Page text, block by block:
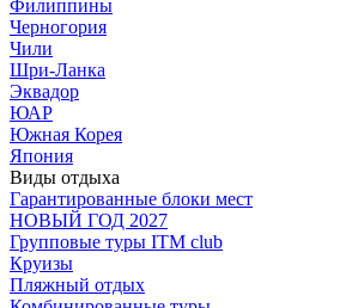
Филиппины
Черногория
Чили
Шри-Ланка
Эквадор
ЮАР
Южная Корея
Япония
Виды отдыха
Гарантированные блоки мест
НОВЫЙ ГОД 2027
Групповые туры ITM club
Круизы
Пляжный отдых